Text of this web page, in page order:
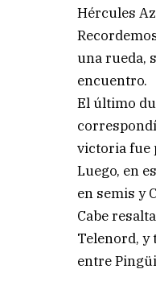
Hércules
una rueda,
encuentro.
El último
victoria fue
Luego, en
en semis y
Cabe
Telenord, y
entre